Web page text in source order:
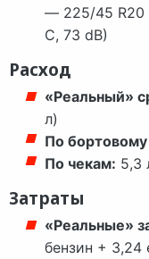
— 225/45 R20
C, 73 dB)
Расход
«Реальный»
л)
По
По чекам: 5,3
Затраты
«Реальные»
бензин + 3,24